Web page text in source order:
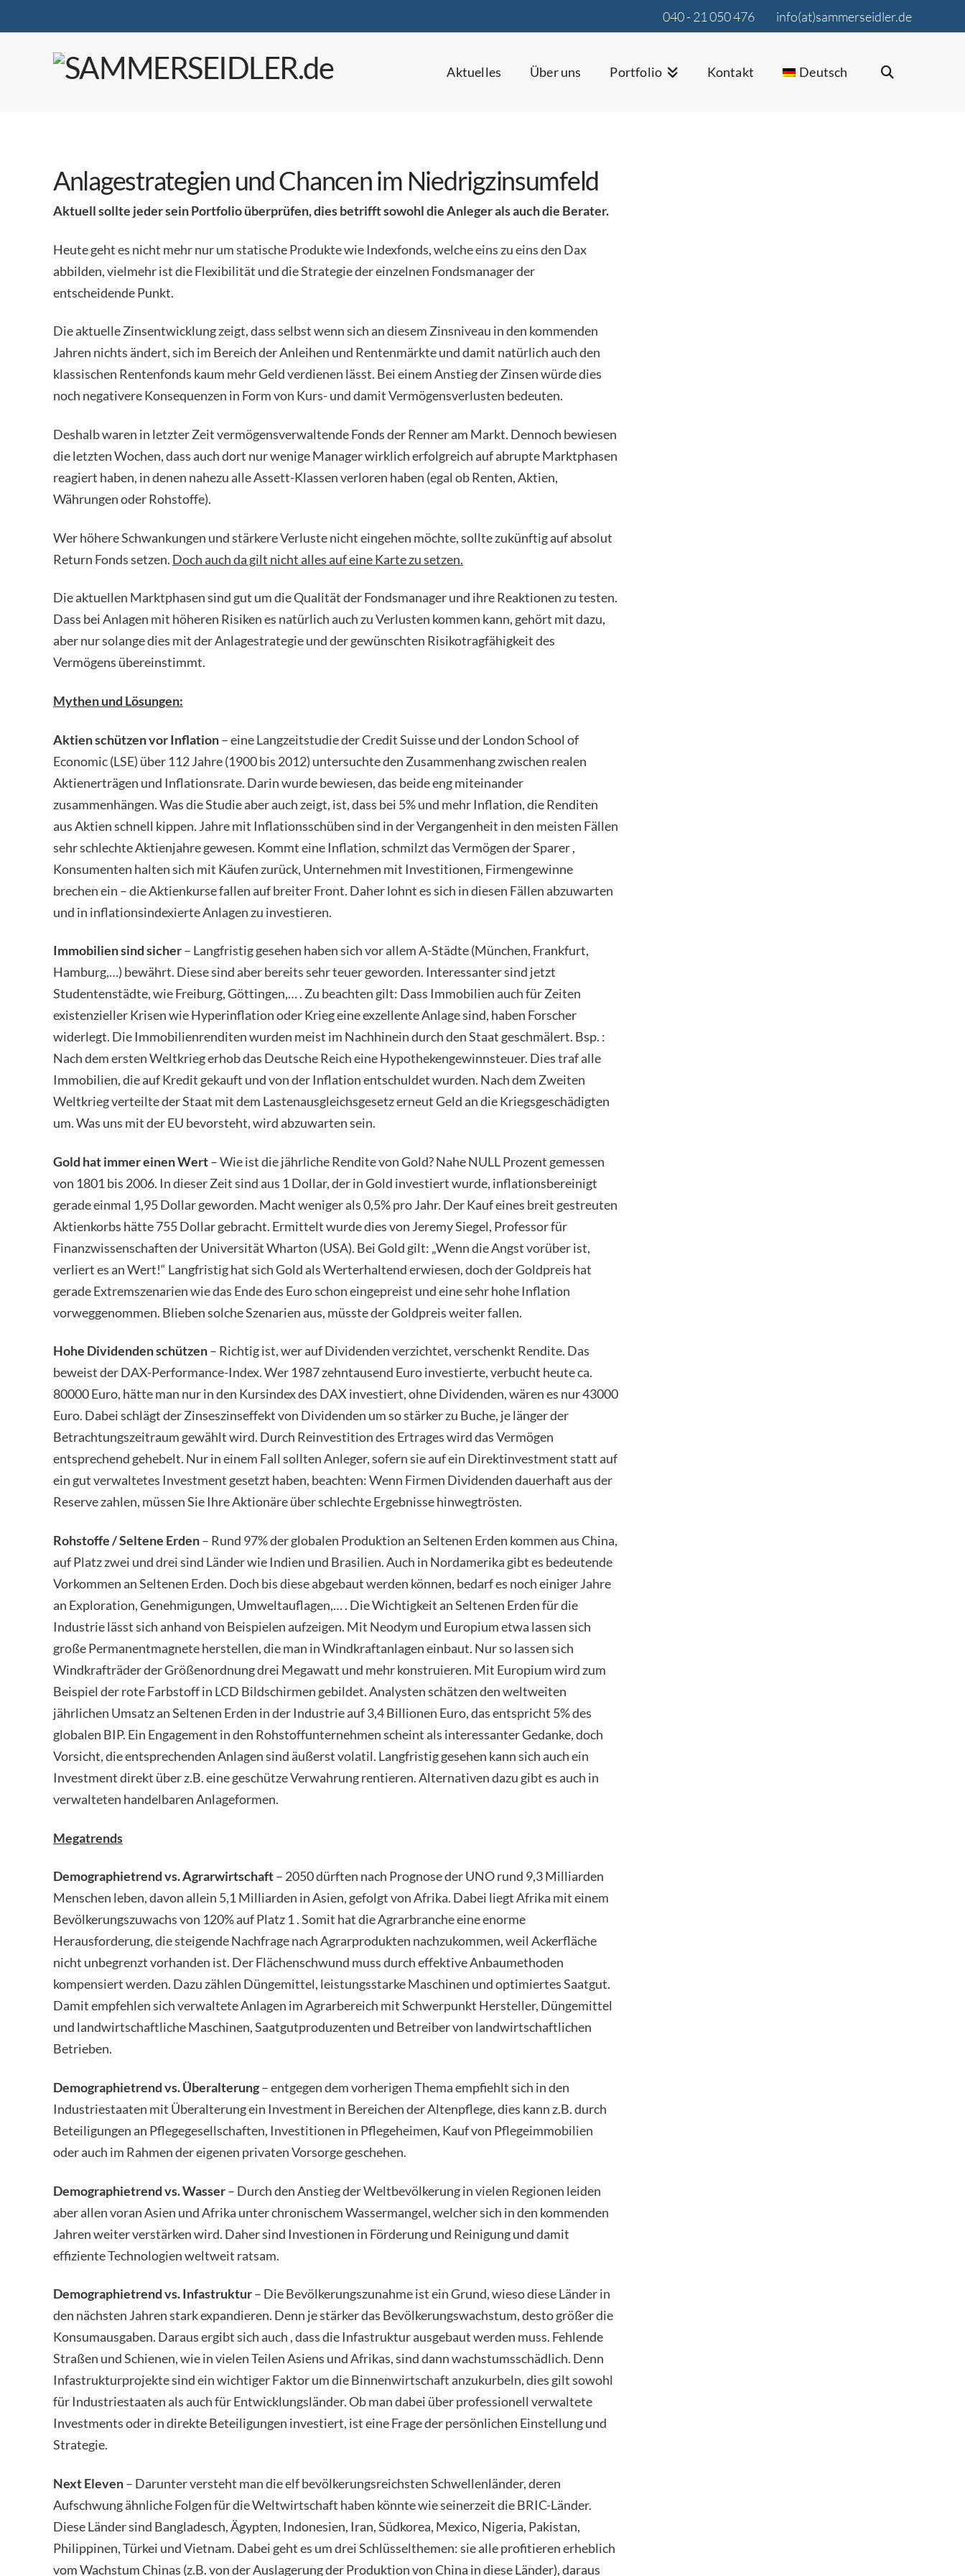
040 - 21 050 476 info(at)sammerseidler.de
Aktuelles Über uns Portfolio Kontakt Deutsch
Anlagestrategien und Chancen im Niedrigzinsumfeld
Aktuell sollte jeder sein Portfolio überprüfen, dies betrifft sowohl die Anleger als auch die Berater.
Heute geht es nicht mehr nur um statische Produkte wie Indexfonds, welche eins zu eins den Dax
abbilden, vielmehr ist die Flexibilität und die Strategie der einzelnen Fondsmanager der
entscheidende Punkt.
Die aktuelle Zinsentwicklung zeigt, dass selbst wenn sich an diesem Zinsniveau in den kommenden
Jahren nichts ändert, sich im Bereich der Anleihen und Rentenmärkte und damit natürlich auch den
klassischen Rentenfonds kaum mehr Geld verdienen lässt. Bei einem Anstieg der Zinsen würde dies
noch negativere Konsequenzen in Form von Kurs- und damit Vermögensverlusten bedeuten.
Deshalb waren in letzter Zeit vermögensverwaltende Fonds der Renner am Markt. Dennoch bewiesen
die letzten Wochen, dass auch dort nur wenige Manager wirklich erfolgreich auf abrupte Marktphasen
reagiert haben, in denen nahezu alle Assett-Klassen verloren haben (egal ob Renten, Aktien,
Währungen oder Rohstoffe).
Wer höhere Schwankungen und stärkere Verluste nicht eingehen möchte, sollte zukünftig auf absolut
Return Fonds setzen. Doch auch da gilt nicht alles auf eine Karte zu setzen.
Die aktuellen Marktphasen sind gut um die Qualität der Fondsmanager und ihre Reaktionen zu testen.
Dass bei Anlagen mit höheren Risiken es natürlich auch zu Verlusten kommen kann, gehört mit dazu,
aber nur solange dies mit der Anlagestrategie und der gewünschten Risikotragfähigkeit des
Vermögens übereinstimmt.
Mythen und Lösungen:
Aktien schützen vor Inflation– eine Langzeitstudie der Credit Suisse und der London School of
Economic (LSE) über 112 Jahre (1900 bis 2012) untersuchte den Zusammenhang zwischen realen
Aktienerträgen und Inflationsrate. Darin wurde bewiesen, das beide eng miteinander
zusammenhängen. Was die Studie aber auch zeigt, ist, dass bei 5% und mehr Inflation, die Renditen
aus Aktien schnell kippen. Jahre mit Inflationsschüben sind in der Vergangenheit in den meisten Fällen
sehr schlechte Aktienjahre gewesen. Kommt eine Inflation, schmilzt das Vermögen der Sparer ,
Konsumenten halten sich mit Käufen zurück, Unternehmen mit Investitionen, Firmengewinne
brechen ein – die Aktienkurse fallen auf breiter Front. Daher lohnt es sich in diesen Fällen abzuwarten
und in inflationsindexierte Anlagen zu investieren.
Immobilien sind sicher– Langfristig gesehen haben sich vor allem A-Städte (München, Frankfurt,
Hamburg,…) bewährt. Diese sind aber bereits sehr teuer geworden. Interessanter sind jetzt
Studentenstädte, wie Freiburg, Göttingen,… . Zu beachten gilt: Dass Immobilien auch für Zeiten
existenzieller Krisen wie Hyperinflation oder Krieg eine exzellente Anlage sind, haben Forscher
widerlegt. Die Immobilienrenditen wurden meist im Nachhinein durch den Staat geschmälert. Bsp. :
Nach dem ersten Weltkrieg erhob das Deutsche Reich eine Hypothekengewinnsteuer. Dies traf alle
Immobilien, die auf Kredit gekauft und von der Inflation entschuldet wurden. Nach dem Zweiten
Weltkrieg verteilte der Staat mit dem Lastenausgleichsgesetz erneut Geld an die Kriegsgeschädigten
um. Was uns mit der EU bevorsteht, wird abzuwarten sein.
Gold hat immer einen Wert– Wie ist die jährliche Rendite von Gold? Nahe NULL Prozent gemessen
von 1801 bis 2006. In dieser Zeit sind aus 1 Dollar, der in Gold investiert wurde, inflationsbereinigt
gerade einmal 1,95 Dollar geworden. Macht weniger als 0,5% pro Jahr. Der Kauf eines breit gestreuten
Aktienkorbs hätte 755 Dollar gebracht. Ermittelt wurde dies von Jeremy Siegel, Professor für
Finanzwissenschaften der Universität Wharton (USA). Bei Gold gilt: „Wenn die Angst vorüber ist,
verliert es an Wert!“ Langfristig hat sich Gold als Werterhaltend erwiesen, doch der Goldpreis hat
gerade Extremszenarien wie das Ende des Euro schon eingepreist und eine sehr hohe Inflation
vorweggenommen. Blieben solche Szenarien aus, müsste der Goldpreis weiter fallen.
Hohe Dividenden schützen– Richtig ist, wer auf Dividenden verzichtet, verschenkt Rendite. Das
beweist der DAX-Performance-Index. Wer 1987 zehntausend Euro investierte, verbucht heute ca.
80000 Euro, hätte man nur in den Kursindex des DAX investiert, ohne Dividenden, wären es nur 43000
Euro. Dabei schlägt der Zinseszinseffekt von Dividenden um so stärker zu Buche, je länger der
Betrachtungszeitraum gewählt wird. Durch Reinvestition des Ertrages wird das Vermögen
entsprechend gehebelt. Nur in einem Fall sollten Anleger, sofern sie auf ein Direktinvestment statt auf
ein gut verwaltetes Investment gesetzt haben, beachten: Wenn Firmen Dividenden dauerhaft aus der
Reserve zahlen, müssen Sie Ihre Aktionäre über schlechte Ergebnisse hinwegtrösten.
Rohstoffe / Seltene Erden– Rund 97% der globalen Produktion an Seltenen Erden kommen aus China,
auf Platz zwei und drei sind Länder wie Indien und Brasilien. Auch in Nordamerika gibt es bedeutende
Vorkommen an Seltenen Erden. Doch bis diese abgebaut werden können, bedarf es noch einiger Jahre
an Exploration, Genehmigungen, Umweltauflagen,… . Die Wichtigkeit an Seltenen Erden für die
Industrie lässt sich anhand von Beispielen aufzeigen. Mit Neodym und Europium etwa lassen sich
große Permanentmagnete herstellen, die man in Windkraftanlagen einbaut. Nur so lassen sich
Windkrafträder der Größenordnung drei Megawatt und mehr konstruieren. Mit Europium wird zum
Beispiel der rote Farbstoff in LCD Bildschirmen gebildet. Analysten schätzen den weltweiten
jährlichen Umsatz an Seltenen Erden in der Industrie auf 3,4 Billionen Euro, das entspricht 5% des
globalen BIP. Ein Engagement in den Rohstoffunternehmen scheint als interessanter Gedanke, doch
Vorsicht, die entsprechenden Anlagen sind äußerst volatil. Langfristig gesehen kann sich auch ein
Investment direkt über z.B. eine geschütze Verwahrung rentieren. Alternativen dazu gibt es auch in
verwalteten handelbaren Anlageformen.
Megatrends
Demographietrend vs. Agrarwirtschaft– 2050 dürften nach Prognose der UNO rund 9,3 Milliarden
Menschen leben, davon allein 5,1 Milliarden in Asien, gefolgt von Afrika. Dabei liegt Afrika mit einem
Bevölkerungszuwachs von 120% auf Platz 1 . Somit hat die Agrarbranche eine enorme
Herausforderung, die steigende Nachfrage nach Agrarprodukten nachzukommen, weil Ackerfläche
nicht unbegrenzt vorhanden ist. Der Flächenschwund muss durch effektive Anbaumethoden
kompensiert werden. Dazu zählen Düngemittel, leistungsstarke Maschinen und optimiertes Saatgut.
Damit empfehlen sich verwaltete Anlagen im Agrarbereich mit Schwerpunkt Hersteller, Düngemittel
und landwirtschaftliche Maschinen, Saatgutproduzenten und Betreiber von landwirtschaftlichen
Betrieben.
Demographietrend vs. Überalterung– entgegen dem vorherigen Thema empfiehlt sich in den
Industriestaaten mit Überalterung ein Investment in Bereichen der Altenpflege, dies kann z.B. durch
Beteiligungen an Pflegegesellschaften, Investitionen in Pflegeheimen, Kauf von Pflegeimmobilien
oder auch im Rahmen der eigenen privaten Vorsorge geschehen.
Demographietrend vs. Wasser– Durch den Anstieg der Weltbevölkerung in vielen Regionen leiden
aber allen voran Asien und Afrika unter chronischem Wassermangel, welcher sich in den kommenden
Jahren weiter verstärken wird. Daher sind Investionen in Förderung und Reinigung und damit
effiziente Technologien weltweit ratsam.
Demographietrend vs. Infastruktur– Die Bevölkerungszunahme ist ein Grund, wieso diese Länder in
den nächsten Jahren stark expandieren. Denn je stärker das Bevölkerungswachstum, desto größer die
Konsumausgaben. Daraus ergibt sich auch , dass die Infastruktur ausgebaut werden muss. Fehlende
Straßen und Schienen, wie in vielen Teilen Asiens und Afrikas, sind dann wachstumsschädlich. Denn
Infastrukturprojekte sind ein wichtiger Faktor um die Binnenwirtschaft anzukurbeln, dies gilt sowohl
für Industriestaaten als auch für Entwicklungsländer. Ob man dabei über professionell verwaltete
Investments oder in direkte Beteiligungen investiert, ist eine Frage der persönlichen Einstellung und
Strategie.
Next Eleven– Darunter versteht man die elf bevölkerungsreichsten Schwellenländer, deren
Aufschwung ähnliche Folgen für die Weltwirtschaft haben könnte wie seinerzeit die BRIC-Länder.
Diese Länder sind Bangladesch, Ägypten, Indonesien, Iran, Südkorea, Mexico, Nigeria, Pakistan,
Philippinen, Türkei und Vietnam. Dabei geht es um drei Schlüsselthemen: sie alle profitieren erheblich
vom Wachstum Chinas (z.B. von der Auslagerung der Produktion von China in diese Länder), daraus